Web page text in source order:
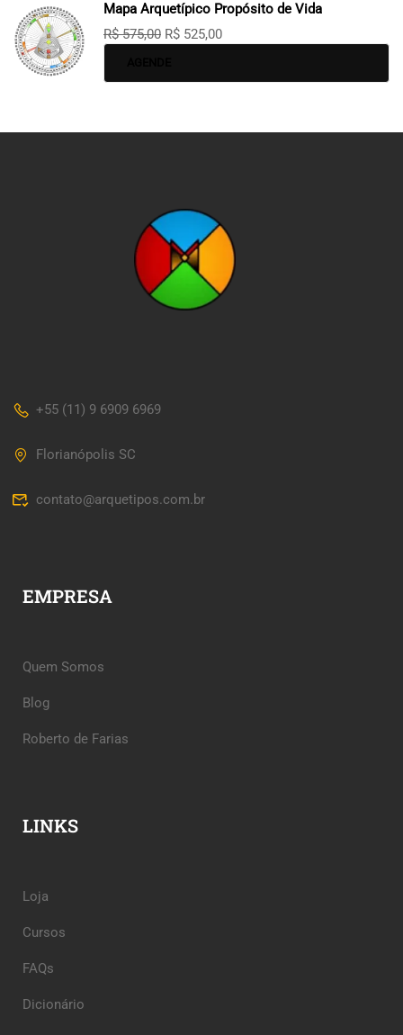
Mapa Arquetípico Propósito de Vida
R$575,00 R$ 525,00
+55 (11) 9 6909 6969
Florianópolis SC
contato@arquetipos.com.br
EMPRESA
Quem Somos
Blog
Roberto de Farias
LINKS
Loja
Cursos
FAQs
Dicionário